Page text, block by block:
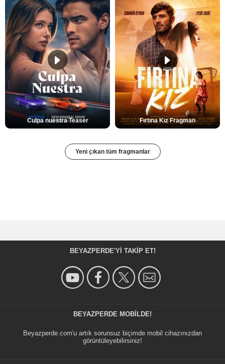
Culpa nuestra Teaser Fırtına Kız Fragman
Yeni çıkan tüm fragmanlar
BEYAZPERDE'YI TAKIP ET!
BEYAZPERDE MOBILDE!
Beyazperde.com'u artık sorunsuz biçimde mobil cihazınızdan
görüntüleyebilirsiniz!